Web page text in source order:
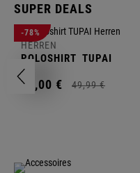
SUPER DEALS
-78%
HERREN
POLOSHIRT TUPAI
11,00 € 49,99 €